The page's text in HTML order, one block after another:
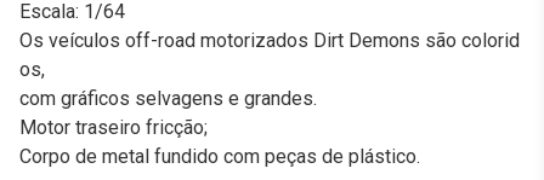
Escala: 1/64
Os veículos off-road motorizados Dirt Demons são colorid
os,
com gráficos selvagens e grandes.
Motor traseiro fricção;
Corpo de metal fundido com peças de plástico.